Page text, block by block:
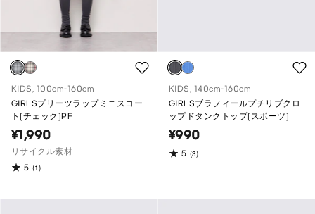
KIDS, 100cm-160cm
GIRLSプリーツラップミニスコー
ト(チェック)PF
¥1,990
リサイクル素材
5 (1)
KIDS, 140cm-160cm
GIRLSブラフィールプチリブクロ
ップドタンクトップ(スポーツ)
¥990
5 (3)